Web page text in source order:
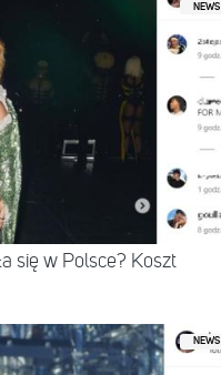
NEWS
się w Polsce? Koszt
NEWS